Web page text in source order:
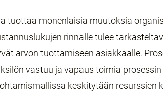
tuottaa monenlaisia muutoksia
rinnalle tulee
arvon tuottamiseen asiakkaalle.
vastuu ja vapaus toimia prosessin
keskitytään resurssien